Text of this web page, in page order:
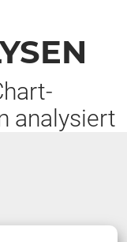
analysiert